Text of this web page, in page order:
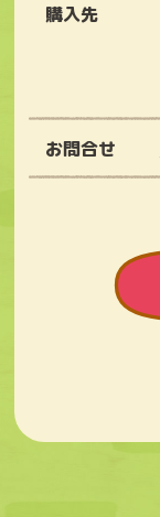
購入先
お問合せ